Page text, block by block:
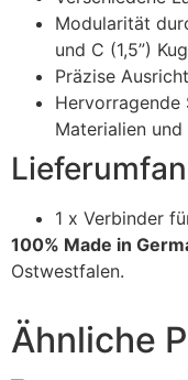
Modularität
und C (1,5”)
Präzise
Materialien
1 x Verbinder
100% Made in
Ostwestfalen.
Ähnliche